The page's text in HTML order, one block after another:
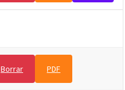
Borrar PDF